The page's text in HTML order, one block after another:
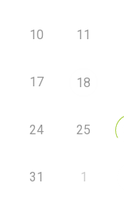
10 11
17 18
24 25
31 1